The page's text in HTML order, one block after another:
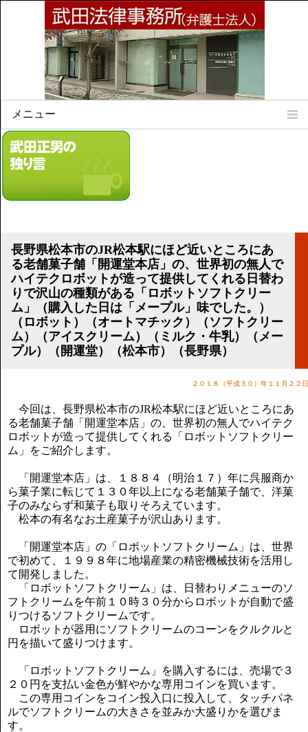
メニュー
Home
所属弁護士
法律相談案内
リンク集
顧問契約について
講演のご案内
気をつけたい法律のポイント
武田正男の独り言
長野県松本市のJR松本駅にほど近いところにあ
る老舗菓子舗「開運堂本店」の、世界初の無人で
ハイテクロボットが造って提供してくれる日替わ
りで沢山の種類がある「ロボットソフトクリー
ム」（購入した日は「メープル」味でした。）
（ロボット）（オートマチック）（ソフトクリー
ム）（アイスクリーム）（ミルク・牛乳）（メー
プル）（開運堂）（松本市）（長野県）
２０１８（平成３０）年１１月２２日
今回は、長野県松本市のJR松本駅にほど近いところにあ
る老舗菓子舗「開運堂本店」の、世界初の無人でハイテク
ロボットが造って提供してくれる「ロボットソフトクリー
ム」をご紹介します。
「開運堂本店」は、１８８４（明治１７）年に呉服商か
ら菓子業に転じて１３０年以上になる老舗菓子舗で、洋菓
子のみならず和菓子も取りそろえています。
松本の有名なお土産菓子が沢山あります。
「開運堂本店」の「ロボットソフトクリーム」は、世界
で初めて、１９９８年に地場産業の精密機械技術を活用し
て開発しました。
「ロボットソフトクリーム」は、日替わりメニューのソ
フトクリームを午前１０時３０分からロボットが自動で盛
りつけるソフトクリームです。
ロボットが器用にソフトクリームのコーンをクルクルと
円を描いて盛りつけます。
「ロボットソフトクリーム」を購入するには、売場で３
２０円を支払い金色が鮮やかな専用コインを買います。
この専用コインをコイン投入口に投入して、タッチパネ
ルでソフトクリームの大きさを並みか大盛りかを選びま
す。